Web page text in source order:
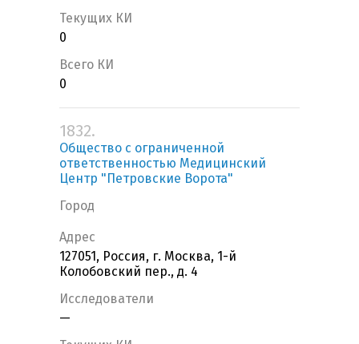
Текущих КИ
0
Всего КИ
0
1832.
Общество с ограниченной
ответственностью Медицинский
Центр "Петровские Ворота"
Город
Адрес
127051, Россия, г. Москва, 1-й
Колобовский пер., д. 4
Исследователи
—